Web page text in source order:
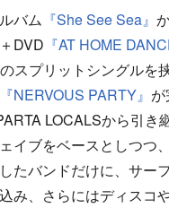
バム 『She See Sea』
DVD 『AT HOME
スプリットシングルを
『NERVOUS PARTY』
LOCALSから引き
イブをベースとしつつ
たバンドだけに、サー
み、さらにはディスコ